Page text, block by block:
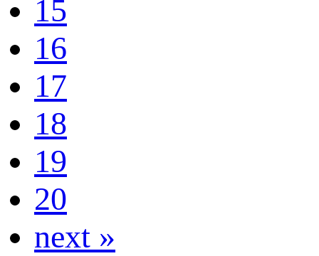
15
16
17
18
19
20
next »